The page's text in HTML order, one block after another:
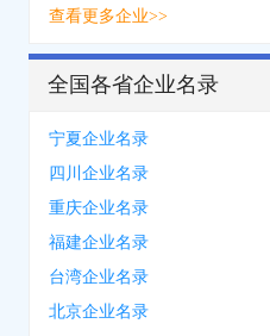
查看更多企业>>
全国各省企业名录
宁夏企业名录
四川企业名录
重庆企业名录
福建企业名录
台湾企业名录
北京企业名录